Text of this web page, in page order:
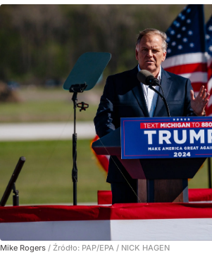
Mike Rogers / Źródło: PAP/EPA / NICK HAGEN